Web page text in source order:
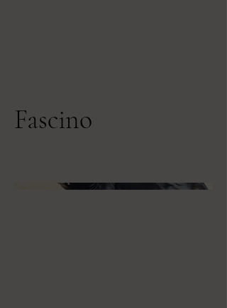
Fascino